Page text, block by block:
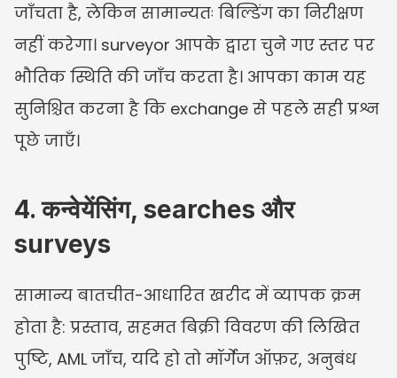
जाँचता है, लेकिन सामान्यतः बिल्डिंग का निरीक्षण
नहीं करेगा। surveyor आपके द्वारा चुने गए स्तर पर
भौतिक स्थिति की जाँच करता है। आपका काम यह
सुनिश्चित करना है कि exchange से पहले सही प्रश्न
पूछे जाएँ।
4. कन्वेयेंसिंग, searches और
surveys
सामान्य बातचीत-आधारित खरीद में व्यापक क्रम
होता है: प्रस्ताव, सहमत बिक्री विवरण की लिखित
पुष्टि, AML जाँच, यदि हो तो मॉर्गेज ऑफ़र, अनुबंध